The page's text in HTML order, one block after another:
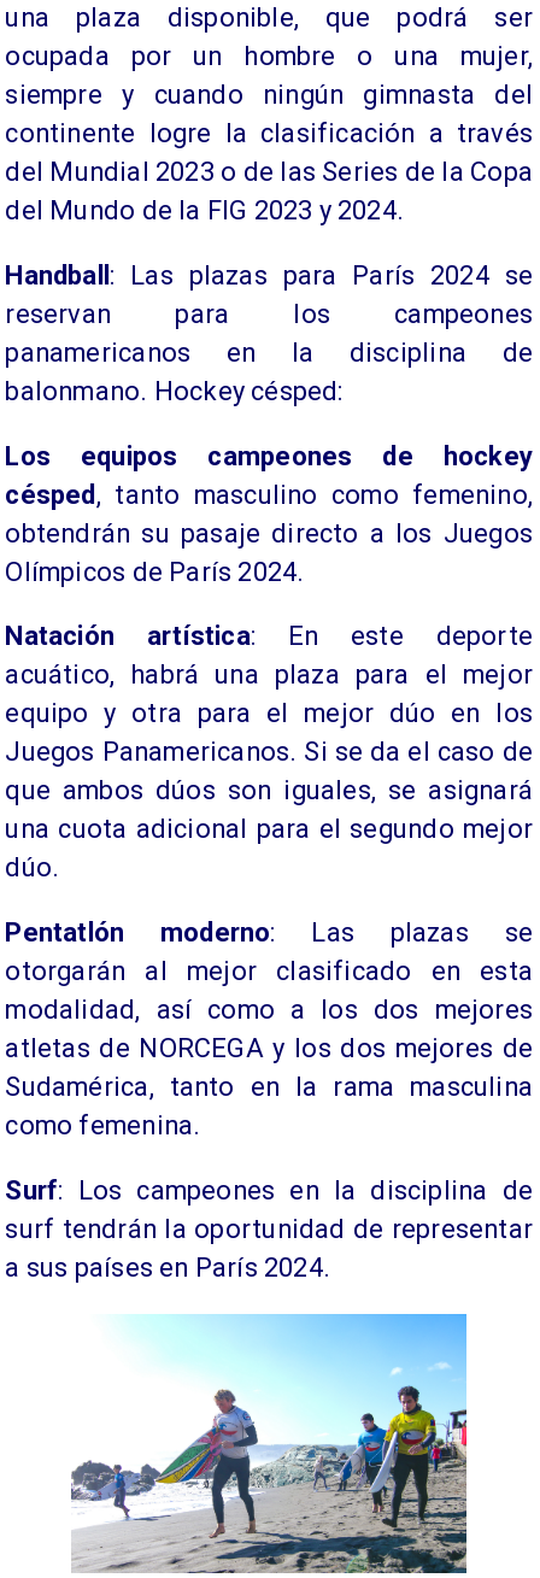
una plaza disponible, que podrá ser
ocupada por un hombre o una mujer,
siempre y cuando ningún gimnasta del
continente logre la clasificación a través
del Mundial 2023 o de las Series de la Copa
del Mundo de la FIG 2023 y 2024.
Handball : Las plazas para París 2024 se
reservan para los campeones
panamericanos en la disciplina de
balonmano. Hockey césped:
Los equipos campeones de hockey
césped , tanto masculino como femenino,
obtendrán su pasaje directo a los Juegos
Olímpicos de París 2024.
Natación artística: En este deporte
acuático, habrá una plaza para el mejor
equipo y otra para el mejor dúo en los
Juegos Panamericanos. Si se da el caso de
que ambos dúos son iguales, se asignará
una cuota adicional para el segundo mejor
dúo.
Pentatlón moderno: Las plazas se
otorgarán al mejor clasificado en esta
modalidad, así como a los dos mejores
atletas de NORCEGA y los dos mejores de
Sudamérica, tanto en la rama masculina
como femenina.
Surf: Los campeones en la disciplina de
surf tendrán la oportunidad de representar
a sus países en París 2024.